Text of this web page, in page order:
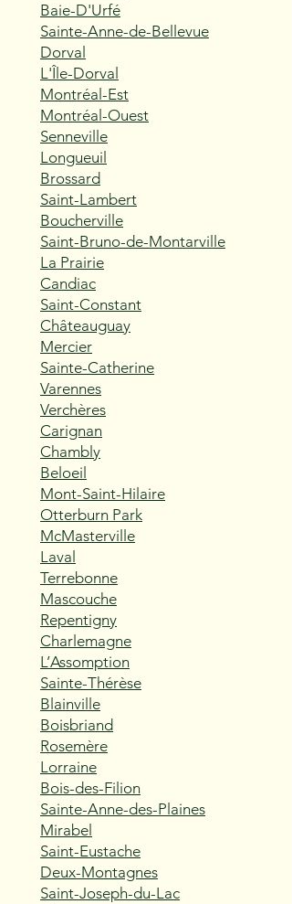
Baie-D'Urfé
Sainte-Anne-de-Bellevue
Dorval
L'Île-Dorval
Montréal-Est
Montréal-Ouest
Senneville
Longueuil
Brossard
Saint-Lambert
Boucherville
Saint-Bruno-de-Montarville
La Prairie
Candiac
Saint-Constant
Châteauguay
Mercier
Sainte-Catherine
Varennes
Verchères
Carignan
Chambly
Beloeil
Mont-Saint-Hilaire
Otterburn Park
McMasterville
Laval
Terrebonne
Mascouche
Repentigny
Charlemagne
L’Assomption
Sainte-Thérèse
Blainville
Boisbriand
Rosemère
Lorraine
Bois-des-Filion
Sainte-Anne-des-Plaines
Mirabel
Saint-Eustache
Deux-Montagnes
Saint-Joseph-du-Lac